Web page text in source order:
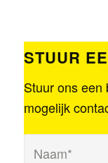
STUUR
Stuur ons een
mogelijk